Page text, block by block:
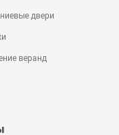
двери
веранд